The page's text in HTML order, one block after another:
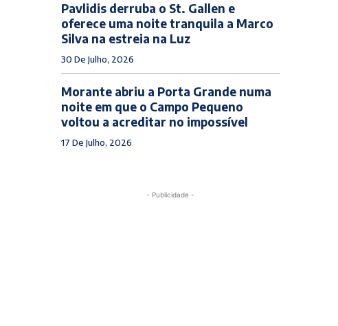
Pavlidis derruba o St. Gallen e
oferece uma noite tranquila a Marco
Silva na estreia na Luz
30 De Julho, 2026
Morante abriu a Porta Grande numa
noite em que o Campo Pequeno
voltou a acreditar no impossível
17 De Julho, 2026
- Publicidade -